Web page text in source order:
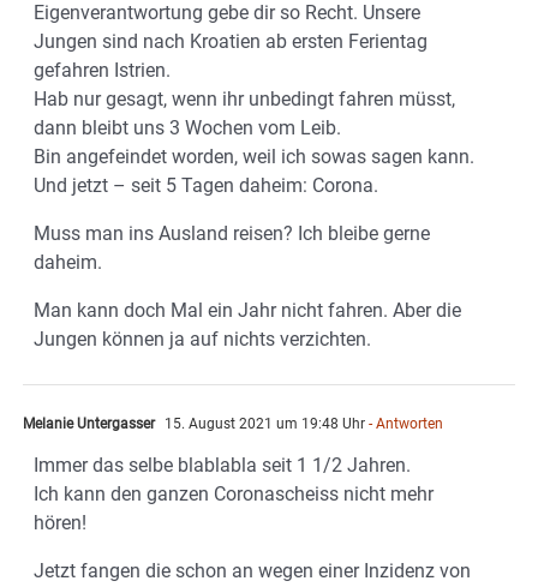
Eigenverantwortung gebe dir so Recht. Unsere
Jungen sind nach Kroatien ab ersten Ferientag
gefahren Istrien.
Hab nur gesagt, wenn ihr unbedingt fahren müsst,
dann bleibt uns 3 Wochen vom Leib.
Bin angefeindet worden, weil ich sowas sagen kann.
Und jetzt – seit 5 Tagen daheim: Corona.
Muss man ins Ausland reisen? Ich bleibe gerne
daheim.
Man kann doch Mal ein Jahr nicht fahren. Aber die
Jungen können ja auf nichts verzichten.
Melanie Untergasser 15. August 2021 um 19:48 Uhr - Antworten
Immer das selbe blablabla seit 1 1/2 Jahren.
Ich kann den ganzen Coronascheiss nicht mehr
hören!
Jetzt fangen die schon an wegen einer Inzidenz von